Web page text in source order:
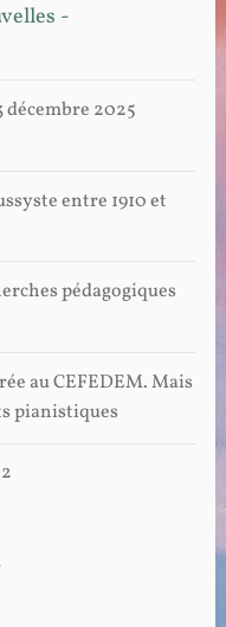
-
décembre 2025
entre 1910 et
pédagogiques
au CEFEDEM. Mais
pianistiques